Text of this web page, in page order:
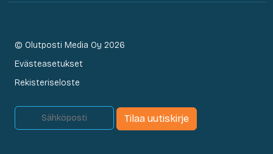
© Olutposti Media Oy 2026
Evästeasetukset
Rekisteriseloste
Tilaa uutiskirje